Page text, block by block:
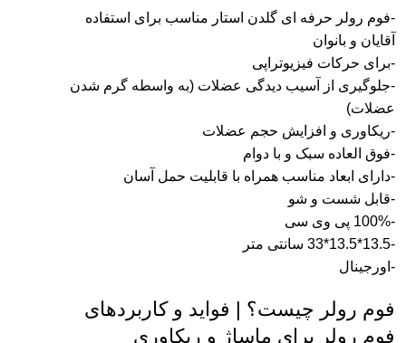
-فوم رولر حرفه ای گلدن استار مناسب برای استفاده
آقایان و بانوان
-برای حرکات فیزیوتراپی
-جلوگیری از آسیب دیدگی عضلات (به واسطه گرم شدن
عضلات)
-ریکاوری و افزایش حجم عضلات
-فوق العاده سبک و با دوام
-دارای ابعاد مناسب همراه با قابلیت حمل آسان
-قابل شست و شو
-100% پی وی سی
-13.5*13.5*33 سانتی متر
-اورجینال
فوم رولر چیست؟ | فواید و کاربردهای
فوم رولر برای ماساژ و ریکاوری